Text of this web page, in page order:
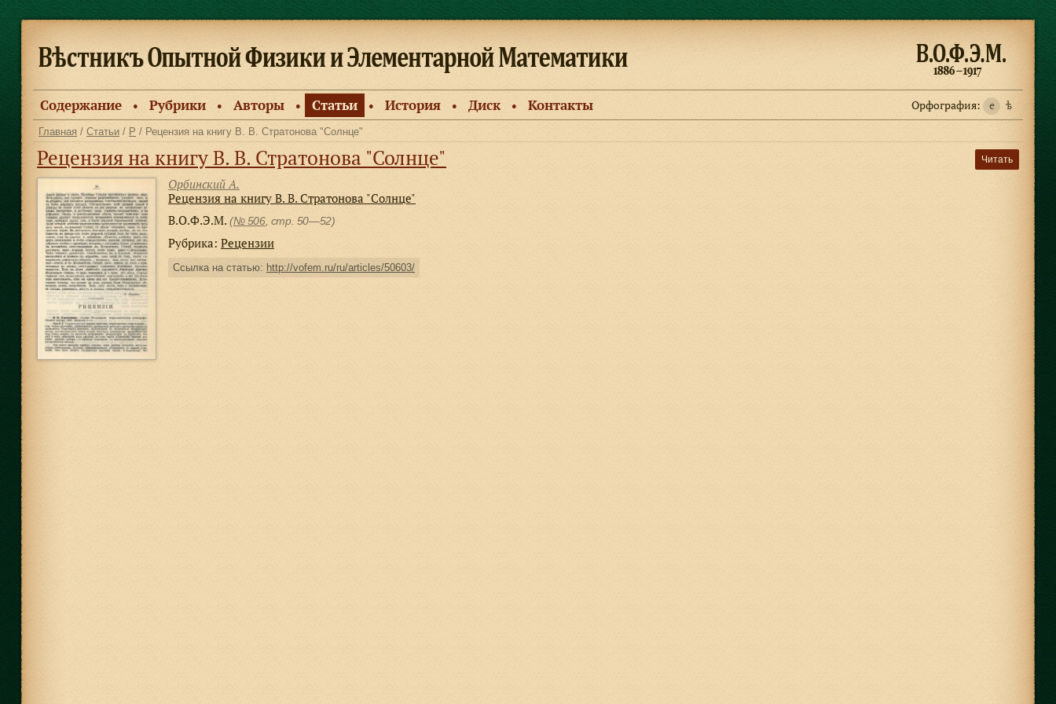
Содержание ● Рубрики ● Авторы ● Статьи ● История ● Диск ● Контакты Орфография: e ѣ
Главная / Статьи / Р / Рецензия на книгу В. В. Стратонова "Солнце"
Читать
Рецензия на книгу В. В. Стратонова "Солнце"
Орбинский А.
Рецензия на книгу В. В. Стратонова "Солнце"
В.О.Ф.Э.М. (№ 506, стр. 50—52)
Рубрика: Рецензии
Ссылка на статью: http://vofem.ru/ru/articles/50603/